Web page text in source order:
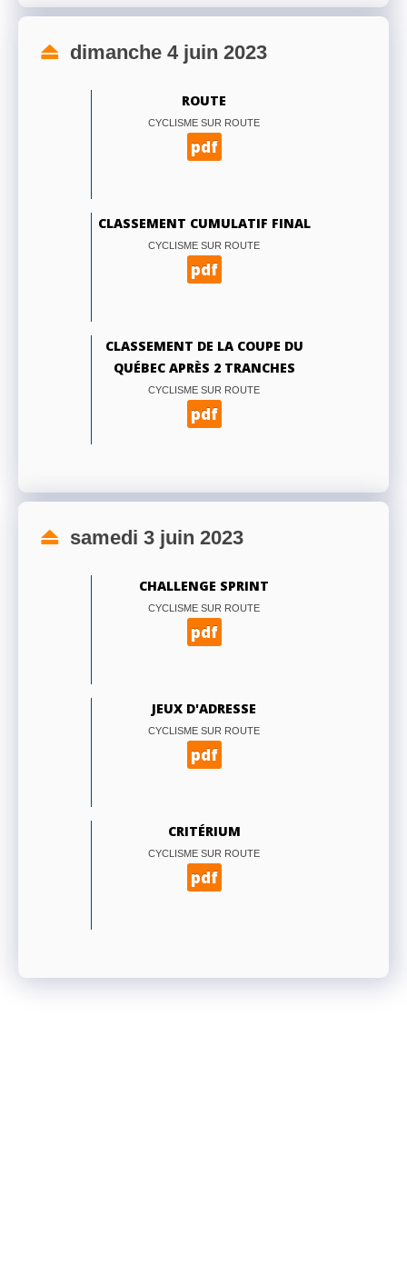
dimanche 4 juin 2023
ROUTE
CYCLISME SUR ROUTE
pdf
CLASSEMENT CUMULATIF FINAL
CYCLISME SUR ROUTE
pdf
CLASSEMENT DE LA COUPE DU
QUÉBEC APRÈS 2 TRANCHES
CYCLISME SUR ROUTE
pdf
samedi 3 juin 2023
CHALLENGE SPRINT
CYCLISME SUR ROUTE
pdf
JEUX D'ADRESSE
CYCLISME SUR ROUTE
pdf
CRITÉRIUM
CYCLISME SUR ROUTE
pdf